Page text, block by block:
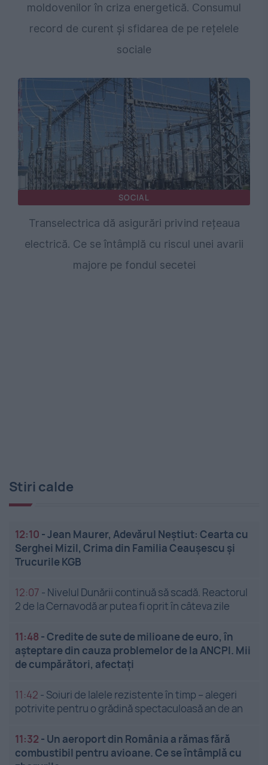
moldovenilor în criza energetică. Consumul
record de curent și sfidarea de pe rețelele
sociale
SOCIAL
Transelectrica dă asigurări privind rețeaua
electrică. Ce se întâmplă cu riscul unei avarii
majore pe fondul secetei
Stiri calde
12:10 -Jean Maurer, Adevărul Neștiut: Cearta cu
Serghei Mizil, Crima din Familia Ceaușescu și
Trucurile KGB
12:07 - Nivelul Dunării continuă să scadă. Reactorul
2 de la Cernavodă ar putea fi oprit în câteva zile
11:48 -Credite de sute de milioane de euro, în
așteptare din cauza problemelor de la ANCPI. Mii
de cumpărători, afectați
11:42 - Soiuri de lalele rezistente în timp – alegeri
potrivite pentru o grădină spectaculoasă an de an
11:32 - Un aeroport din România a rămas fără
combustibil pentru avioane. Ce se întâmplă cu